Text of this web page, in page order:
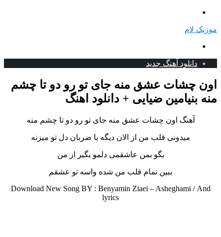
موزیک لام
دانلود آهنگ جدید
اون چشات عشق منه جای تو رو دو تا چشم
منه بنیامین ضیایی + دانلود اهنگ
آهنگ اون چشات عشق منه جای تو رو دو تا چشم منه
میدونی قلب من از الان دیگه با ضربان دل تو میزنه
بگو بمن عاشقمی دلمو بگیر از من
ببین تمام قلب من شده واسه تو عشقم
Download New Song BY : Benyamin Ziaei – Asheghami / And
lyrics